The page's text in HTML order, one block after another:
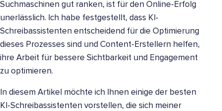
Suchmaschinen gut ranken, ist für den Online-Erfolg
unerlässlich. Ich habe festgestellt, dass KI-
Schreibassistenten entscheidend für die Optimierung
dieses Prozesses sind und Content-Erstellern helfen,
ihre Arbeit für bessere Sichtbarkeit und Engagement
zu optimieren.
In diesem Artikel möchte ich Ihnen einige der besten
KI-Schreibassistenten vorstellen, die sich meiner